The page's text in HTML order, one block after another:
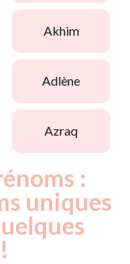
akhim
adlène
azraq
:
uniques